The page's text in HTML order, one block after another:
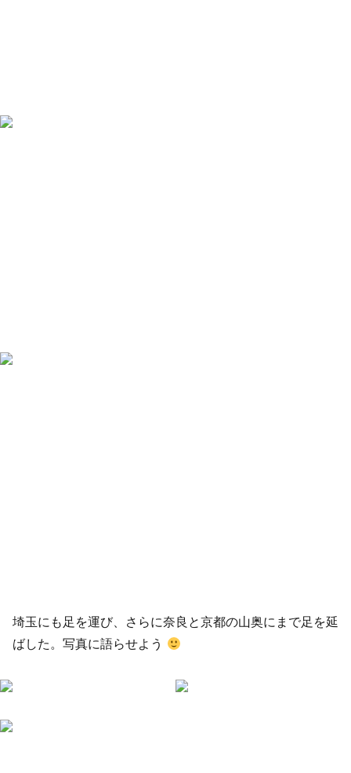
埼玉にも足を運び、さらに奈良と京都の山奥にまで足を延
ばした。写真に語らせよう